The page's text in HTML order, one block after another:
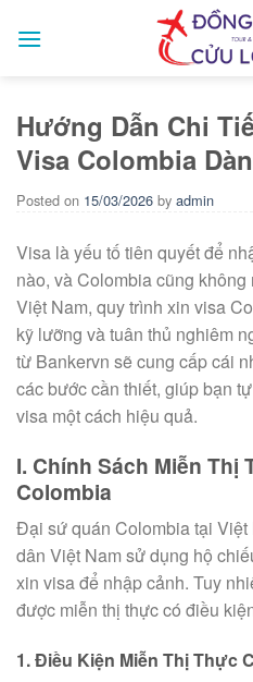
Hướng Dẫn Chi
Visa Colombia
Posted on 15/03/2026 by admin
Visa là yếu tố tiên quyết để
nào, và Colombia cũng
Việt Nam, quy trình xin visa
kỹ lưỡng và tuân thủ nghiêm
từ Bankervn sẽ cung cấp cái
các bước cần thiết, giúp bạn
visa một cách hiệu quả.
I. Chính Sách Miễn Thị
Colombia
Đại sứ quán Colombia tại Việt
dân Việt Nam sử dụng hộ
xin visa để nhập cảnh. Tuy
được miễn thị thực có điều
1. Điều Kiện Miễn Thị Thực